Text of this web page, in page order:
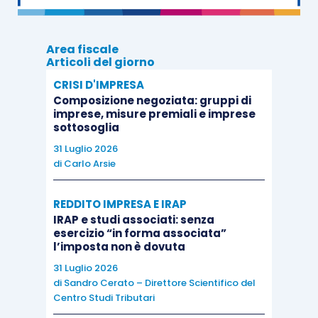
temporale e classificazione in bilancio previsti per i
contabili internazionali …e
dalle micro imprese di cui all’articolo 2435-ter del
codice civile, che redigono il bilancio in conformità
alle disposizioni del codice civile.“
Dal punto di vista fiscale, occorre notare che la
componente interessi
temporale e, quindi, verrà
esercizi; lasso temporale certamente ridotto,
rispetto alla durata dell’ammortamento
Ma la casistica sopra descritta presenta un
Area fiscale
Articoli del giorno
CRISI D'IMPRESA
Composizione negoziata: gruppi di
imprese, misure premiali e imprese
sottosoglia
31 Luglio 2026
di Carlo Arsie
REDDITO IMPRESA E IRAP
IRAP e studi associati: senza
esercizio “in forma associata”
l’imposta non è dovuta
31 Luglio 2026
di Sandro Cerato – Direttore Scientifico del
Centro Studi Tributari